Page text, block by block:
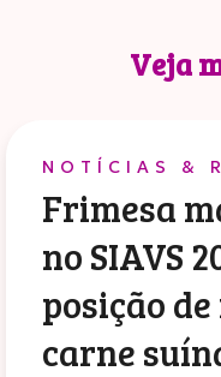
Veja
NOTÍCIAS &
Frimesa
no SIAVS
posição
carne